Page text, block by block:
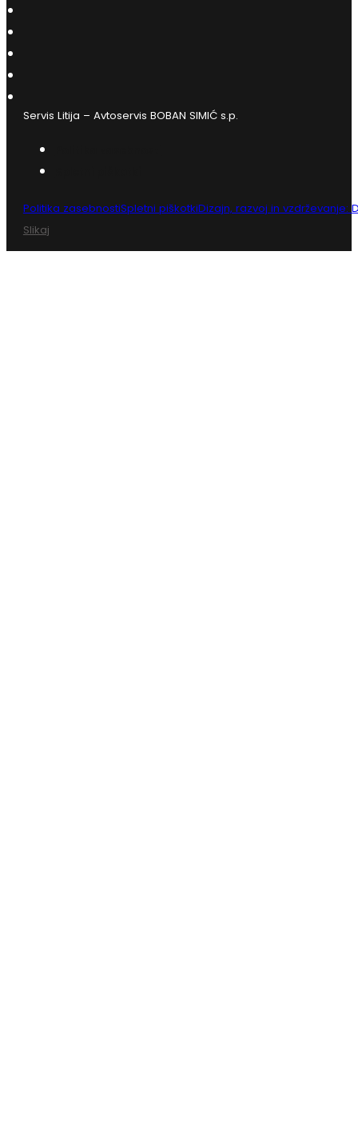
Servis Litija – Avtoservis BOBAN SIMIĆ s.p.
Politika zasebnostiSpletni piškotkiDizajn, razvoj in vzdrževanje:
Slikaj